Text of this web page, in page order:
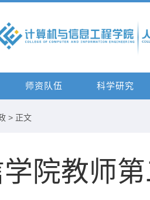
师资队伍 科学研究
> 正文
院教师